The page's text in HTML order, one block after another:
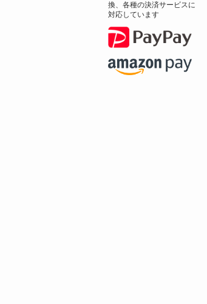
換、各種の決済サービスに
対応しています